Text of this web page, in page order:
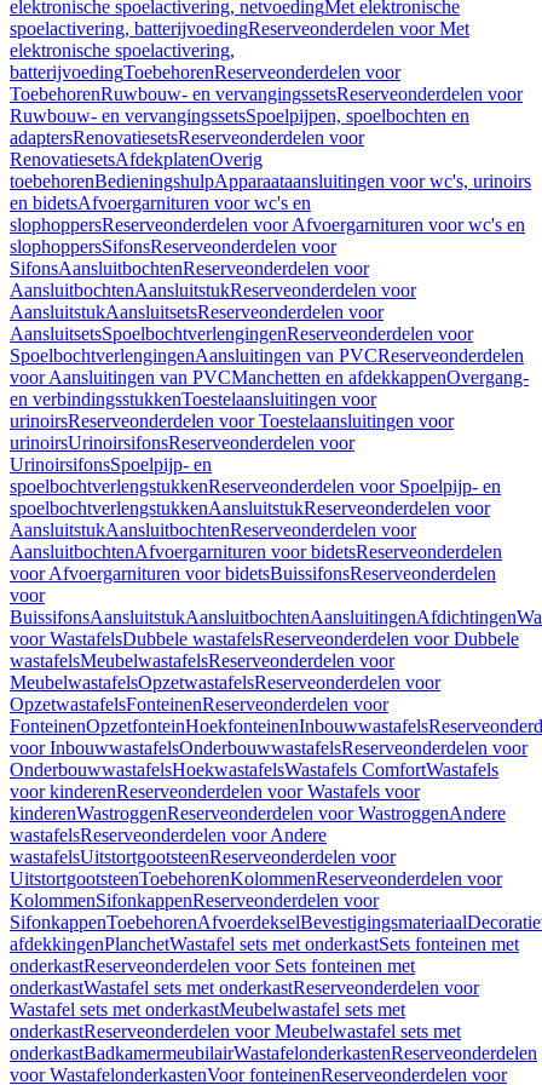
elektronische spoelactivering, netvoedingMet elektronische
spoelactivering, batterijvoedingReserveonderdelen voor Met
elektronische spoelactivering,
batterijvoedingToebehorenReserveonderdelen voor
ToebehorenRuwbouw- en vervangingssetsReserveonderdelen voor
Ruwbouw- en vervangingssetsSpoelpijpen, spoelbochten en
adaptersRenovatiesetsReserveonderdelen voor
RenovatiesetsAfdekplatenOverig
toebehorenBedieningshulpApparaataansluitingen voor wc's, urinoirs
en bidetsAfvoergarnituren voor wc's en
slophoppersReserveonderdelen voor Afvoergarnituren voor wc's en
slophoppersSifonsReserveonderdelen voor
SifonsAansluitbochtenReserveonderdelen voor
AansluitbochtenAansluitstukReserveonderdelen voor
AansluitstukAansluitsetsReserveonderdelen voor
AansluitsetsSpoelbochtverlengingenReserveonderdelen voor
SpoelbochtverlengingenAansluitingen van PVCReserveonderdelen
voor Aansluitingen van PVCManchetten en afdekkappenOvergang-
en verbindingsstukkenToestelaansluitingen voor
urinoirsReserveonderdelen voor Toestelaansluitingen voor
urinoirsUrinoirsifonsReserveonderdelen voor
UrinoirsifonsSpoelpijp- en
spoelbochtverlengstukkenReserveonderdelen voor Spoelpijp- en
spoelbochtverlengstukkenAansluitstukReserveonderdelen voor
AansluitstukAansluitbochtenReserveonderdelen voor
AansluitbochtenAfvoergarnituren voor bidetsReserveonderdelen
voor Afvoergarnituren voor bidetsBuissifonsReserveonderdelen
voor
BuissifonsAansluitstukAansluitbochtenAansluitingenAfdichtingen
voor WastafelsDubbele wastafelsReserveonderdelen voor Dubbele
wastafelsMeubelwastafelsReserveonderdelen voor
MeubelwastafelsOpzetwastafelsReserveonderdelen voor
OpzetwastafelsFonteinenReserveonderdelen voor
FonteinenOpzetfonteinHoekfonteinenInbouwwastafels
voor InbouwwastafelsOnderbouwwastafelsReserveonderdelen voor
OnderbouwwastafelsHoekwastafelsWastafels ComfortWastafels
voor kinderenReserveonderdelen voor Wastafels voor
kinderenWastroggenReserveonderdelen voor WastroggenAndere
wastafelsReserveonderdelen voor Andere
wastafelsUitstortgootsteenReserveonderdelen voor
UitstortgootsteenToebehorenKolommenReserveonderdelen voor
KolommenSifonkappenReserveonderdelen voor
SifonkappenToebehorenAfvoerdekselBevestigingsmateriaal
afdekkingenPlanchetWastafel sets met onderkastSets fonteinen met
onderkastReserveonderdelen voor Sets fonteinen met
onderkastWastafel sets met onderkastReserveonderdelen voor
Wastafel sets met onderkastMeubelwastafel sets met
onderkastReserveonderdelen voor Meubelwastafel sets met
onderkastBadkamermeubilairWastafelonderkastenReserveonderdelen
voor WastafelonderkastenVoor fonteinenReserveonderdelen voor